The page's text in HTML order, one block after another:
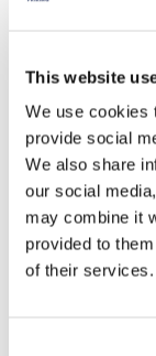
This website
We use cookies
provide social
We also share
our social
may combine it
provided to
of their services.
participación
superhéroes,
Home”(2019) y
convierte a
puesto el traje
presumir de ser el
años hasta los 26